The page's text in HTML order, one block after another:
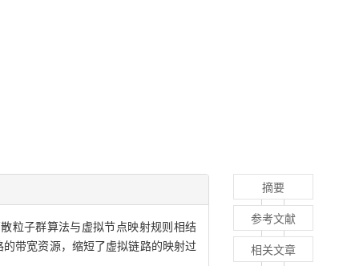
粒子群算法与虚拟节点映射规则相结
带宽资源，缩短了虚拟链路的映射过
摘要
参考文献
相关文章